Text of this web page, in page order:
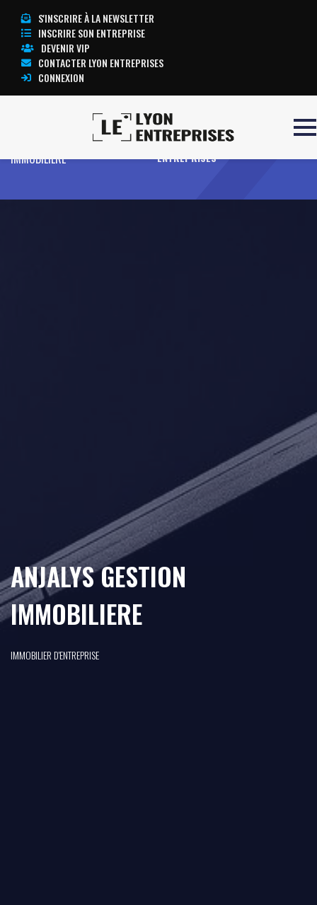
S'INSCRIRE À LA NEWSLETTER
INSCRIRE SON ENTREPRISE
DEVENIR VIP
CONTACTER LYON ENTREPRISES
CONNEXION
ANJALYS GESTION
IMMOBILIERE
TOUTE L’ACTUALITÉ LYON
ENTREPRISES
ANJALYS GESTION
IMMOBILIERE
IMMOBILIER D'ENTREPRISE